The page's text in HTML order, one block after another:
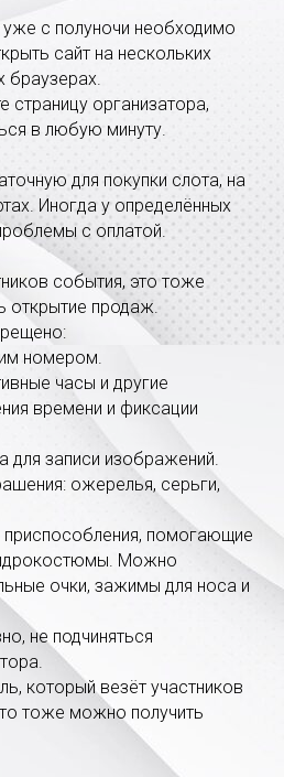
с полуночи необходимо
сайт на нескольких
браузерах.
страницу организатора,
в любую минуту.
для покупки слота, на
Иногда у определённых
с оплатой.
события, это тоже
открытие продаж.
номером.
часы и другие
времени и фиксации
для записи изображений.
ожерелья, серьги,
помогающие
Можно
очки, зажимы для носа и
не подчиняться
который везёт участников
тоже можно получить